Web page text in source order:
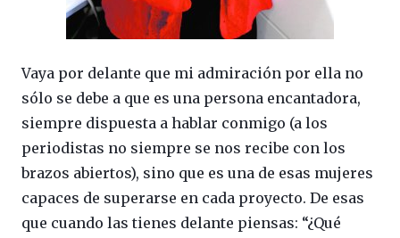
Vaya por delante que mi admiración por ella no
sólo se debe a que es una persona encantadora,
siempre dispuesta a hablar conmigo (a los
periodistas no siempre se nos recibe con los
brazos abiertos), sino que es una de esas mujeres
capaces de superarse en cada proyecto. De esas
que cuando las tienes delante piensas: “¿Qué